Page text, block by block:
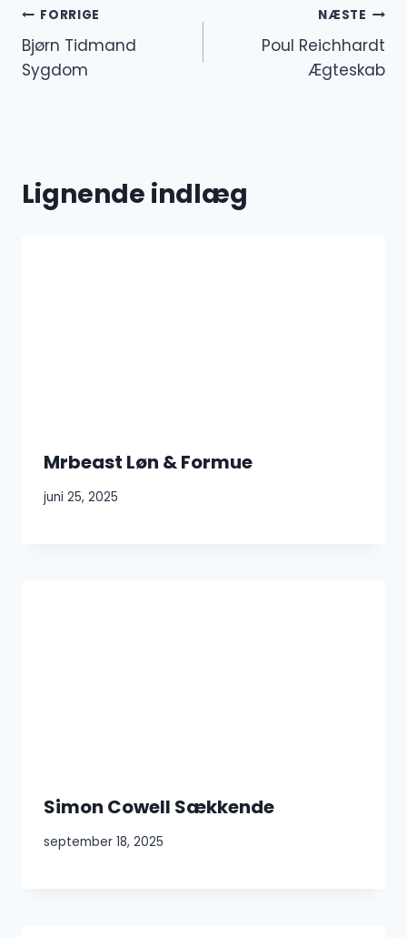
Indlægsnavigation
FORRIGE
Bjørn Tidmand
Sygdom
NÆSTE
Poul Reichhardt
Ægteskab
Lignende indlæg
Mrbeast Løn & Formue
juni 25, 2025
Simon Cowell Sækkende
september 18, 2025